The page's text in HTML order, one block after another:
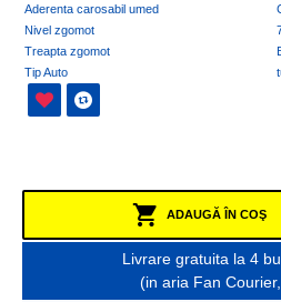
Aderenta carosabil umed
Nivel zgomot
Treapta zgomot
Tip Auto
ADAUGĂ ÎN COŞ
Livrare gratuita la 4
(in aria Fan